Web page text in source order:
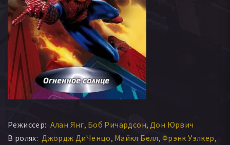
Режиссер: Алан Янг Боб Ричардсон Дон Юрвич
В ролях: Джордж ДиЧенцо Майкл Белл Фрэнк Уэлкер